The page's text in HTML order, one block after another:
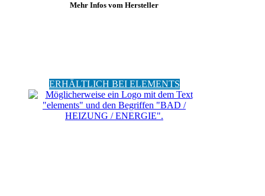
Mehr Infos vom Hersteller
ERHÄLTLICH BEI ELEMENTS